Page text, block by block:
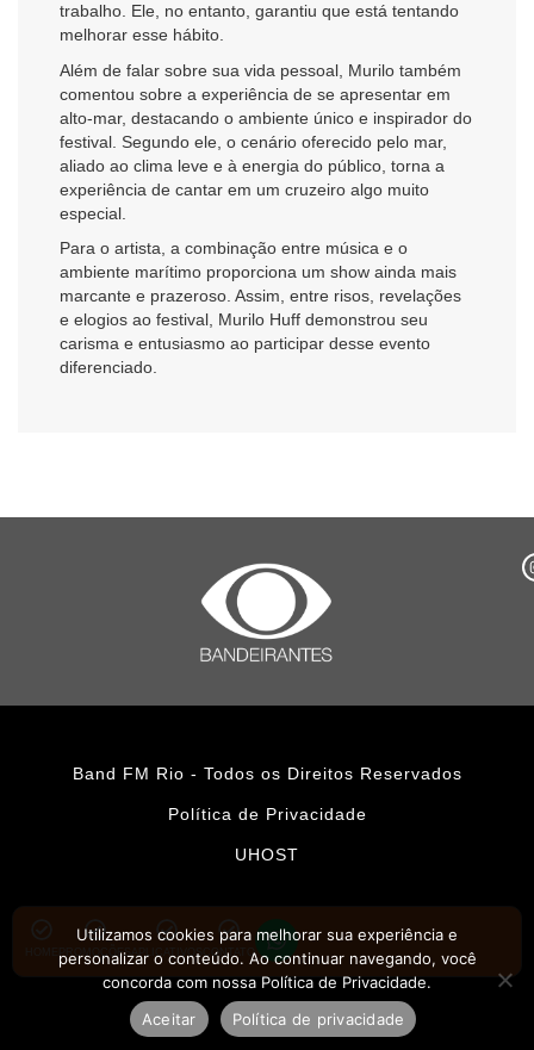
trabalho. Ele, no entanto, garantiu que está tentando
melhorar esse hábito.
Além de falar sobre sua vida pessoal, Murilo também
comentou sobre a experiência de se apresentar em
alto-mar, destacando o ambiente único e inspirador do
festival. Segundo ele, o cenário oferecido pelo mar,
aliado ao clima leve e à energia do público, torna a
experiência de cantar em um cruzeiro algo muito
especial.
Para o artista, a combinação entre música e o
ambiente marítimo proporciona um show ainda mais
marcante e prazeroso. Assim, entre risos, revelações
e elogios ao festival, Murilo Huff demonstrou seu
carisma e entusiasmo ao participar desse evento
diferenciado.
Band FM Rio - Todos os Direitos Reservados
Política de Privacidade
UHOST
PROMOÇÕESAPLICATIVOS CONTATO
Utilizamos cookies para melhorar sua experiência e
personalizar o conteúdo. Ao continuar navegando, você
concorda com nossa Política de Privacidade.
Aceitar
Política de privacidade